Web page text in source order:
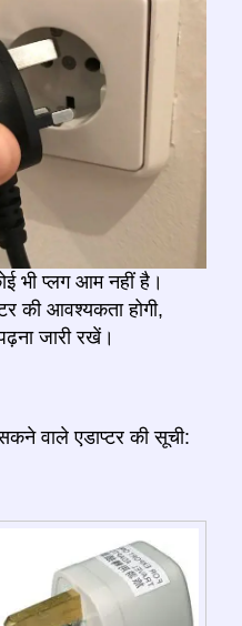
भी प्लग आम नहीं है।
की आवश्यकता होगी,
जारी रखें।
वाले एडाप्टर की सूची: